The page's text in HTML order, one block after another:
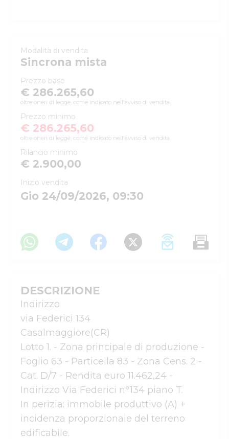
Modalità di vendita
Sincrona mista
Prezzo base
€ 286.265,60
oltre oneri di legge, come indicato nell'avviso di vendita.
Prezzo minimo
€ 286.265,60
oltre oneri di legge, come indicato nell'avviso di vendita.
Rilancio minimo
€ 2.900,00
Inizio vendita
Gio 24/09/2026, 09:30
DESCRIZIONE
Indirizzo
via Federici 134
Casalmaggiore(CR)
Lotto 1. - Zona principale di produzione -
Foglio 63 - Particella 83 - Zona Cens. 2 -
Cat. D/7 - Rendita euro 11.462,24 -
Indirizzo Via Federici n°134 piano T.
In perizia: immobile produttivo (A) +
incidenza proporzionale del terreno
edificabile.